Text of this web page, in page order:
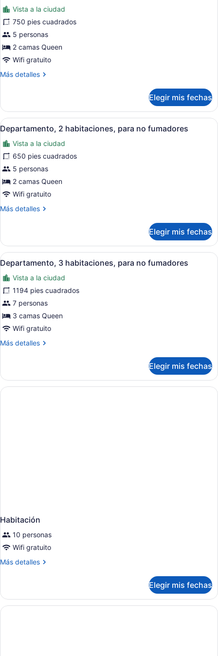
fumadores
las
fotos
de
Departamento
Deluxe,
no
Vista a la ciudad
750 pies cuadrados
5 personas
2 camas Queen
Wifi gratuito
Más detalles
Más
Deluxe,
para
no
fumadores
Elegir mis fechas
Abrir
todas
las
fotos
de
Departamento,
2
habitaciones,
para
Un cuarto de hotel con un
10
Departamento, 2 habitaciones, para no fumadores
Vista a la ciudad
650 pies cuadrados
5 personas
2 camas Queen
Wifi gratuito
Más detalles
Más
2
habitaciones,
para
fumadores
Elegir mis fechas
Abrir
todas
las
fotos
de
Departamento,
3
habitaciones,
para
Habitación de hotel con una
9
Departamento, 3 habitaciones, para no fumadores
Vista a la ciudad
1194 pies cuadrados
7 personas
3 camas Queen
Wifi gratuito
Más detalles
Más
3
habitaciones,
para
Elegir mis fechas
Habitación
10 personas
Wifi gratuito
Más detalles
Más
Elegir mis fechas